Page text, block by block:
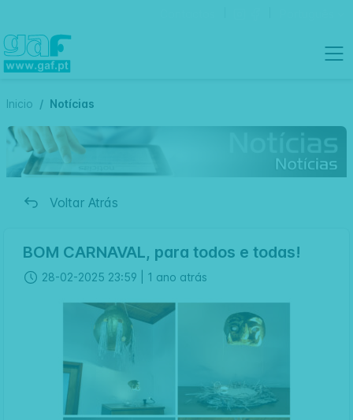
Inicio Notícias
Voltar Atrás
BOM CARNAVAL, para todos e todas!
28-02-2025 23:59 | 1 ano atrás